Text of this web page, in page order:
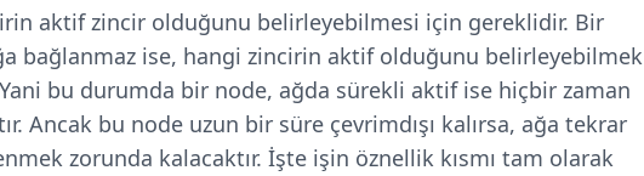
aktif zincir olduğunu belirleyebilmesi için gereklidir. Bir
bağlanmaz ise, hangi zincirin aktif olduğunu belirleyebilmek
bu durumda bir node, ağda sürekli aktif ise hiçbir zaman
Ancak bu node uzun bir süre çevrimdışı kalırsa, ağa tekrar
zorunda kalacaktır. İşte işin öznellik kısmı tam olarak